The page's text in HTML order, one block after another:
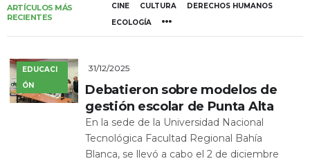
ARTÍCULOS MÁS
RECIENTES
CINE CULTURA
DERECHOS HUMANOS
ECOLOGÍA
EDUCACI
ÓN
31/12/2025
Debatieron sobre modelos de
gestión escolar de Punta Alta
En la sede de la Universidad Nacional
Tecnológica Facultad Regional Bahía
Blanca, se llevó a cabo el 2 de diciembre